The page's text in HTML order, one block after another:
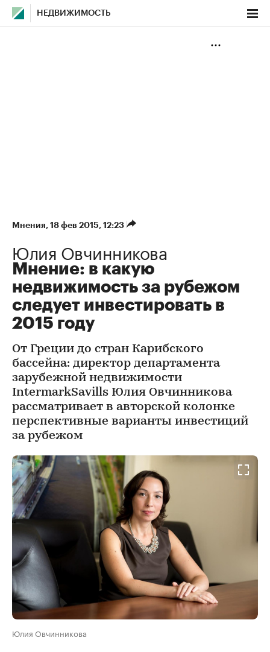
НЕДВИЖИМОСТЬ
Мнения⁠, 18 фев 2015, 12:23
Юлия Овчинникова
Мнение: в какую
недвижимость за рубежом
следует инвестировать в
2015 году
От Греции до стран Карибского
бассейна: директор департамента
зарубежной недвижимости
IntermarkSavills Юлия Овчинникова
рассматривает в авторской колонке
перспективные варианты инвестиций
за рубежом
Юлия Овчинникова